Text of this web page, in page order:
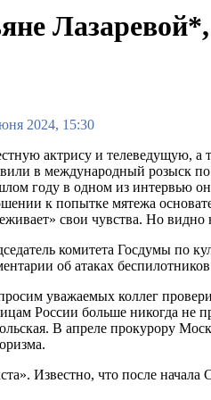
2024, 15:30
актрису и телеведущую, а
в международный розыск
году в одном из интервью
к попытке мятежа
свои чувства. Но видно
комитета Госдумы по
об атаках
уважаемых коллег
России больше никогда не
В апреле прокурору
Известно, что после